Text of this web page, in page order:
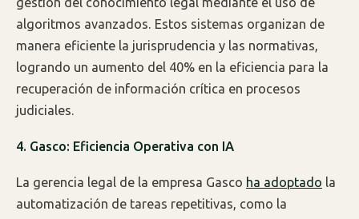
algoritmos avanzados. Estos sistemas organizan de
manera eficiente la jurisprudencia y las normativas,
logrando un aumento del 40% en la eficiencia para la
recuperación de información crítica en procesos
judiciales.
4. Gasco: Eficiencia Operativa con IA
La gerencia legal de la empresa Gasco ha adoptado la
automatización de tareas repetitivas, como la